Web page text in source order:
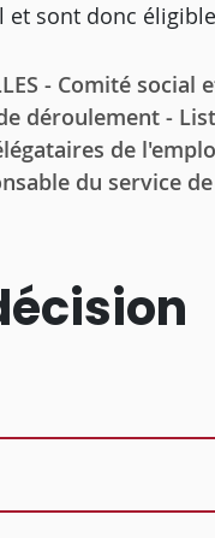
et sont donc
- Comité
déroulement -
de
du service